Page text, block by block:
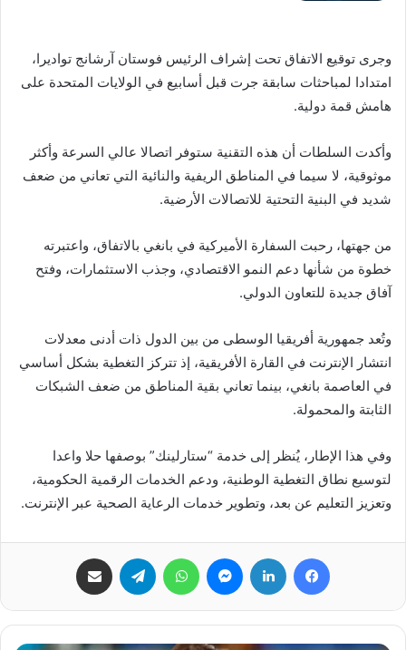
وجرى توقيع الاتفاق تحت إشراف الرئيس فوستان آرشانج تواديرا،
امتدادا لمباحثات سابقة جرت قبل أسابيع في الولايات المتحدة على
هامش قمة دولية.
وأكدت السلطات أن هذه التقنية ستوفر اتصالا عالي السرعة وأكثر
موثوقية، لا سيما في المناطق الريفية والنائية التي تعاني من ضعف
شديد في البنية التحتية للاتصالات الأرضية.
من جهتها، رحبت السفارة الأميركية في بانغي بالاتفاق، واعتبرته
خطوة من شأنها دعم النمو الاقتصادي، وجذب الاستثمارات، وفتح
آفاق جديدة للتعاون الدولي.
وتُعد جمهورية أفريقيا الوسطى من بين الدول ذات أدنى معدلات
انتشار الإنترنت في القارة الأفريقية، إذ تتركز التغطية بشكل أساسي
في العاصمة بانغي، بينما تعاني بقية المناطق من ضعف الشبكات
الثابتة والمحمولة.
وفي هذا الإطار، يُنظر إلى خدمة “ستارلينك” بوصفها حلا واعدا
لتوسيع نطاق التغطية الوطنية، ودعم الخدمات الرقمية الحكومية،
وتعزيز التعليم عن بعد، وتطوير خدمات الرعاية الصحية عبر الإنترنت.
فيسبوك لينكدإن ماسنجر واتساب تيلقرام